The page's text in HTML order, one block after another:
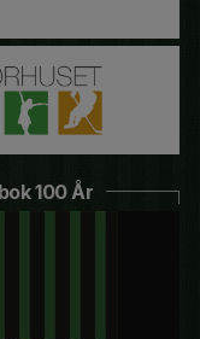
100 År